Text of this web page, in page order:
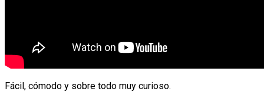
Fácil, cómodo y sobre todo muy curioso.